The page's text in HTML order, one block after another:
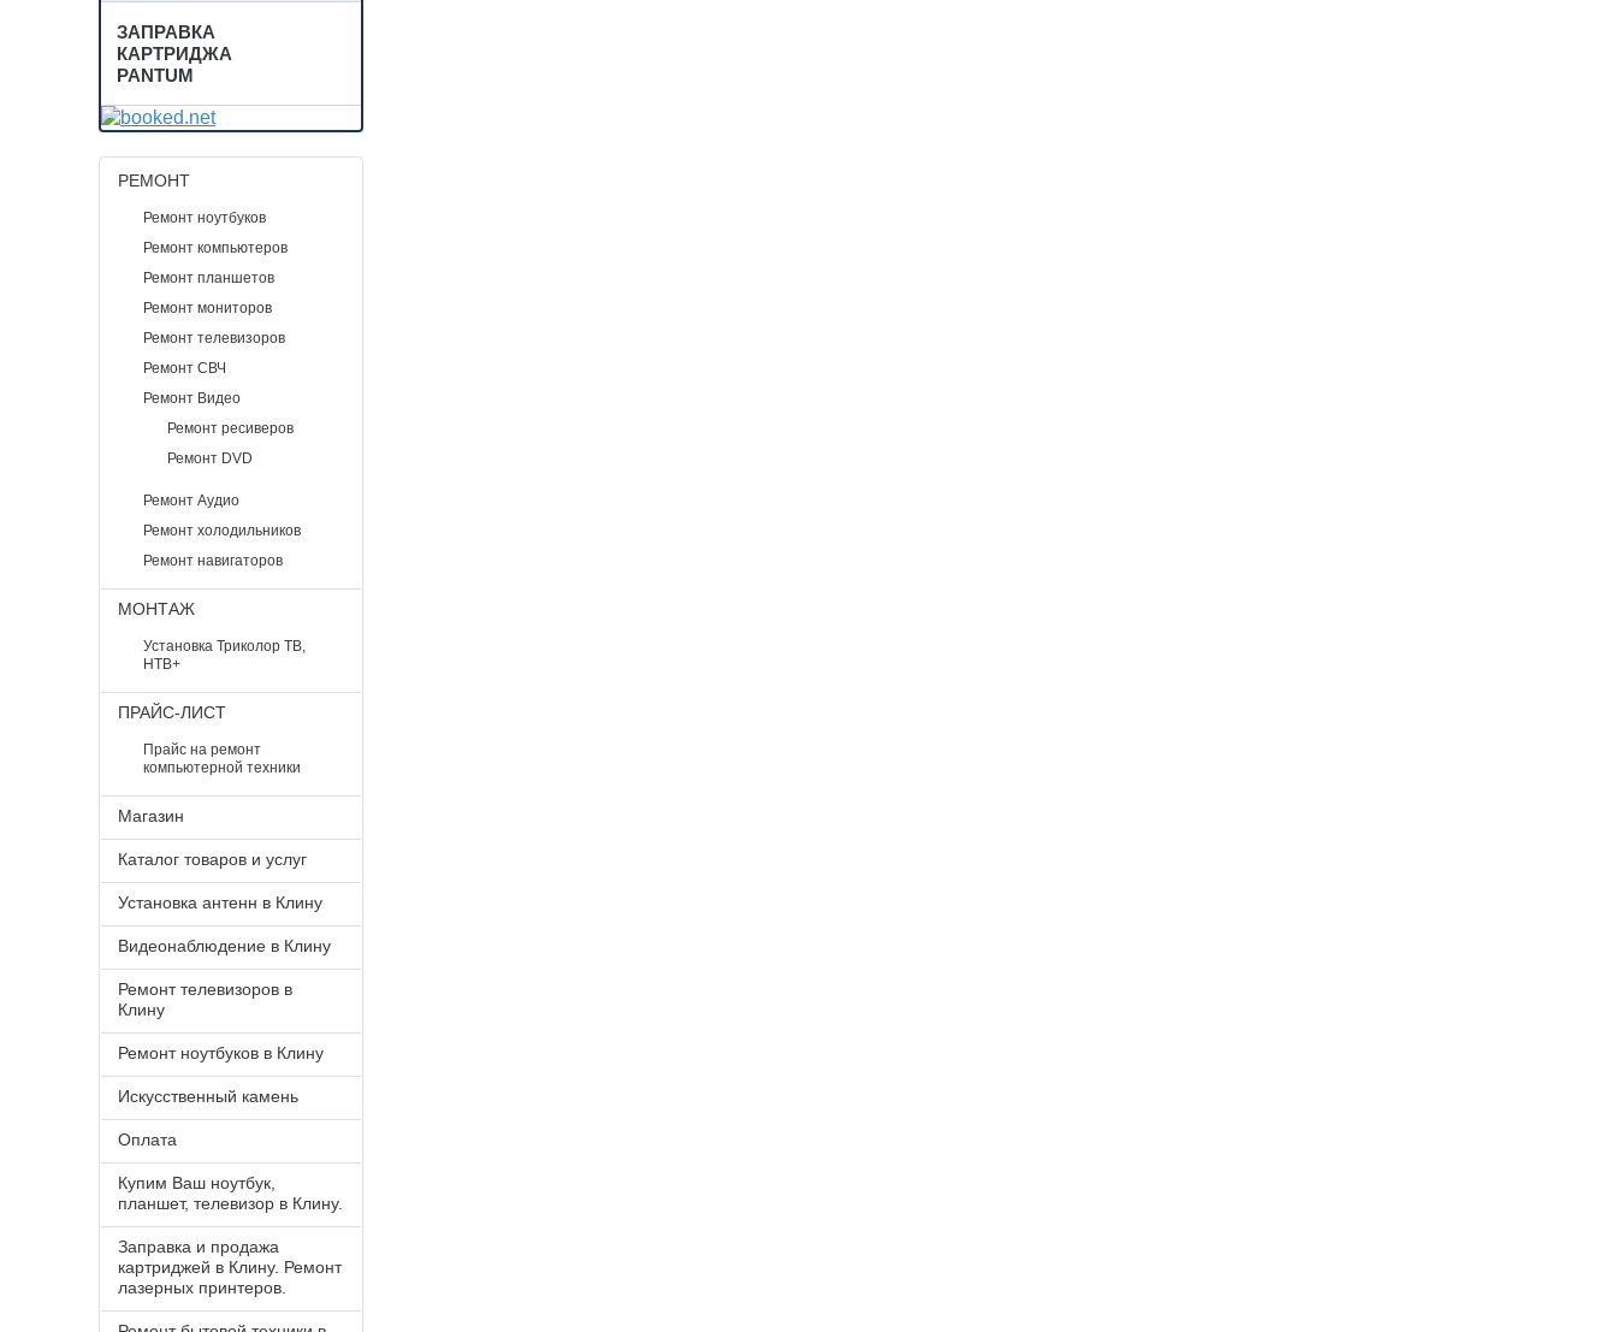
ЗАПРАВКА
КАРТРИДЖА
PANTUM
РЕМОНТ
Ремонт ноутбуков
Ремонт компьютеров
Ремонт планшетов
Ремонт мониторов
Ремонт телевизоров
Ремонт СВЧ
Ремонт Видео
Ремонт ресиверов
Ремонт DVD
Ремонт Аудио
Ремонт холодильников
Ремонт навигаторов
МОНТАЖ
Установка Триколор ТВ,
НТВ+
ПРАЙС-ЛИСТ
Прайс на ремонт
компьютерной техники
Магазин
Каталог товаров и услуг
Установка антенн в Клину
Видеонаблюдение в Клину
Ремонт телевизоров в
Клину
Ремонт ноутбуков в Клину
Искусственный камень
Оплата
Купим Ваш ноутбук,
планшет, телевизор в Клину.
Заправка и продажа
картриджей в Клину. Ремонт
лазерных принтеров.